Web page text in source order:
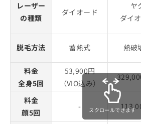
レーザー
の種類
ダイオード
ヤ
ダイ
脱毛方法 蓄熱式 熱破
料金
全身5回
53,900円
（VIO込み）
料金
顔5回
- スクロールできます